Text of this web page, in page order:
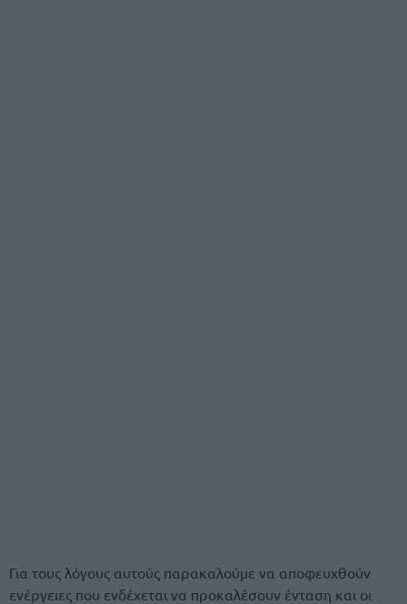
Για τους λόγους αυτούς παρακαλούμε να αποφευχθούν
ενέργειες που ενδέχεται να προκαλέσουν ένταση και οι